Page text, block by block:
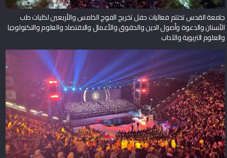
جامعة القدس تختتم فعاليات حفل تخريج الفوج الخامس والأربعين لكليات طب
الأسنان والدعوة وأصول الدين والحقوق والأعمال والاقتصاد والعلوم والتكنولوجيا
والعلوم التربوية والآداب